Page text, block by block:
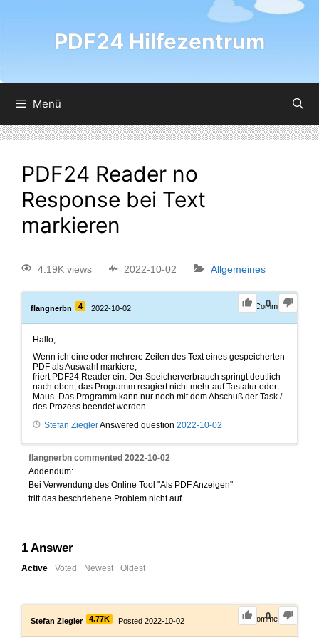
PDF24 Hilfezentrum
Menü
PDF24 Reader no
Response bei Text
markieren
4.19K views 2022-10-02 Allgemeines
0
flangnerbn 4 2022-10-02 1 Comment
Hallo,
Wenn ich eine oder mehrere Zeilen des Text eines gespeicherten
PDF als Auswahl markiere,
friert PDF24 Reader ein. Der Speicherverbrauch springt deutlich
nach oben, das Programm reagiert nicht mehr auf Tastatur oder
Maus. Das Programm kann nur noch mit dem Abschuß der Task /
des Prozess beendet werden.
Stefan ZieglerAnswered question 2022-10-02
flangnerbn commented 2022-10-02
Addendum:
Bei Verwendung des Online Tool "Als PDF Anzeigen"
tritt das beschriebene Problem nicht auf.
1 Answer
Active Voted Newest Oldest
0
Stefan Ziegler 4.77K Posted 2022-10-02 0Comments